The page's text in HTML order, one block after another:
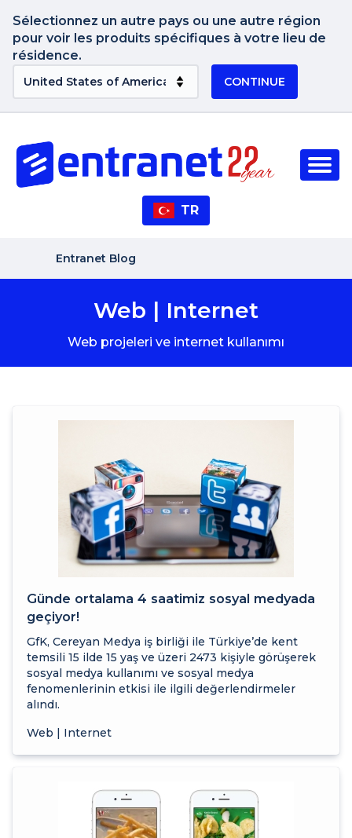
Sélectionnez un autre pays ou une autre région
pour voir les produits spécifiques à votre lieu de
résidence.
CONTINUE
TR
Entranet Blog
Web | Internet
Web projeleri ve internet kullanımı
Günde ortalama 4 saatimiz sosyal medyada
geçiyor!
GfK, Cereyan Medya iş birliği ile Türkiye’de kent
temsili 15 ilde 15 yaş ve üzeri 2473 kişiyle görüşerek
sosyal medya kullanımı ve sosyal medya
fenomenlerinin etkisi ile ilgili değerlendirmeler
alındı.
Web | Internet